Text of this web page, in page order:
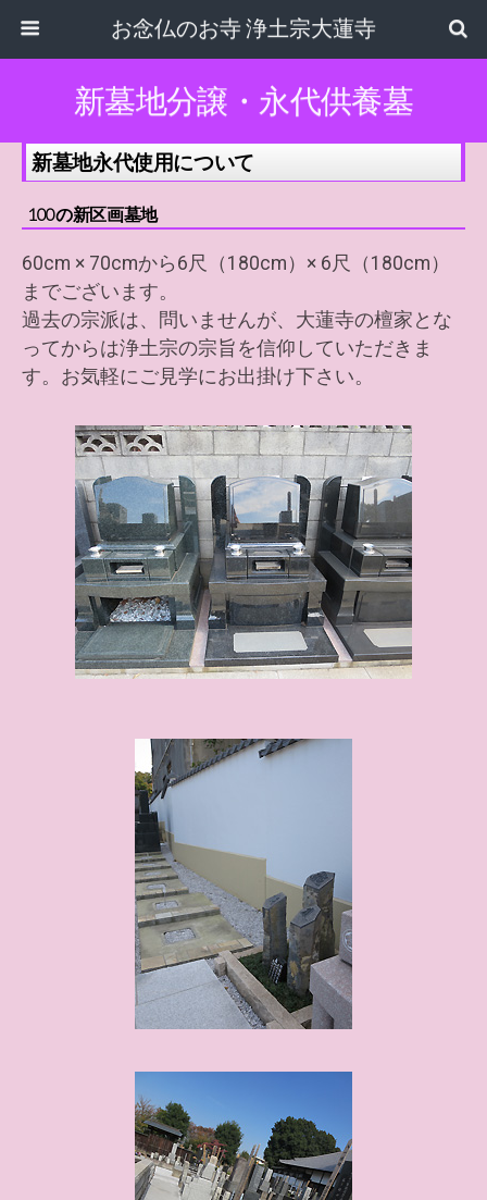
お念仏のお寺 浄土宗大蓮寺
新墓地分譲・永代供養墓
新墓地永代使用について
100の新区画墓地
60cm × 70cmから6尺（180cm）× 6尺（180cm）
までございます。
過去の宗派は、問いませんが、大蓮寺の檀家とな
ってからは浄土宗の宗旨を信仰していただきま
す。お気軽にご見学にお出掛け下さい。